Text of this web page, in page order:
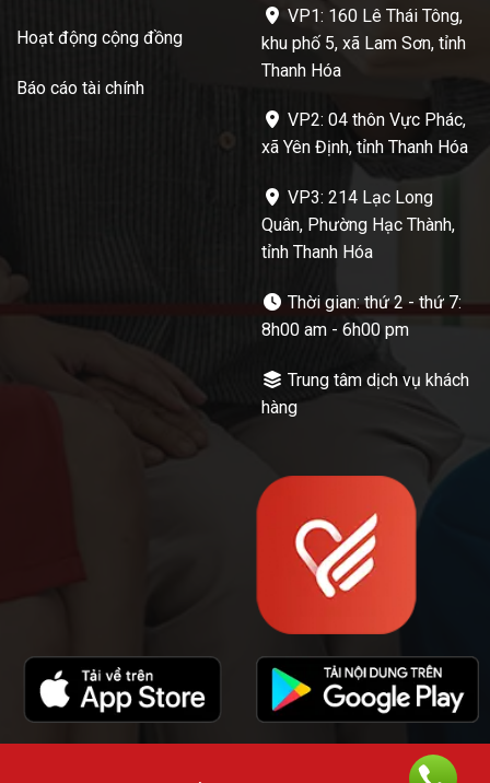
Hoạt động cộng đồng
Báo cáo tài chính
VP1: 160 Lê Thái Tông,
khu phố 5, xã Lam Sơn, tỉnh
Thanh Hóa
VP2: 04 thôn Vực Phác,
xã Yên Định, tỉnh Thanh Hóa
VP3: 214 Lạc Long
Quân, Phường Hạc Thành,
tỉnh Thanh Hóa
Thời gian: thứ 2 - thứ 7:
8h00 am - 6h00 pm
Trung tâm dịch vụ khách
hàng